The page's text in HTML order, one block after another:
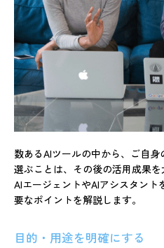
数あるAIツールの中から、ご自
選ぶことは、その後の活用成果を
AIエージェントやAIアシスタン
要なポイントを解説します。
目的・用途を明確にする